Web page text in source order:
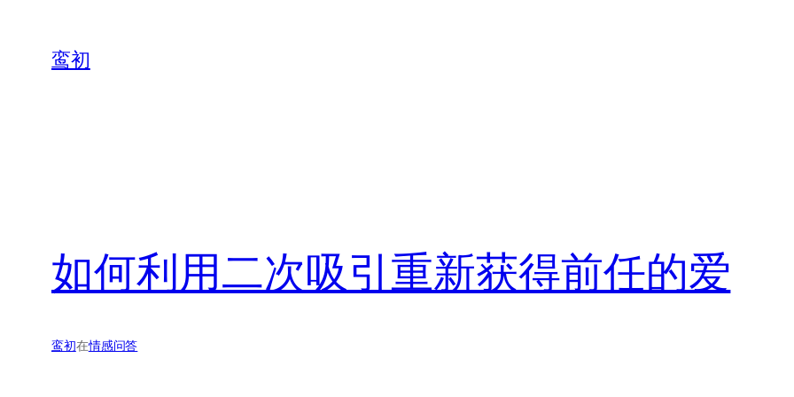
鸾初
如何利用二次吸引重新获得前任的爱
鸾初在情感问答